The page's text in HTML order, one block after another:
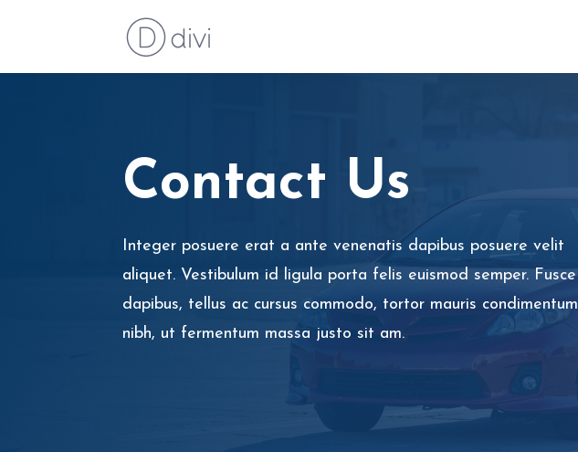
Contact Us
Integer posuere erat a ante venenatis dapibus posuere velit
aliquet. Vestibulum id ligula porta felis euismod semper. Fusce
dapibus, tellus ac cursus commodo, tortor mauris condimentum
nibh, ut fermentum massa justo sit am.